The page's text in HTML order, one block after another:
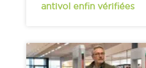
antivol enfin vérifiées